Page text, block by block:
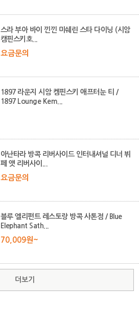
스라 부아 바이 낀낀 미쉐린 스타 다이닝 (시암
캠핀스키호...
요금문의
1897 라운지 시암 켐핀스키 애프터눈 티 /
1897 Lounge Kem...
아난타라 방콕 리버사이드 인터내셔널 디너 뷔
페 앳 리버사이...
요금문의
블루 엘리펀트 레스토랑 방콕 사톤점 / Blue
Elephant Sath...
70,009원~
더보기